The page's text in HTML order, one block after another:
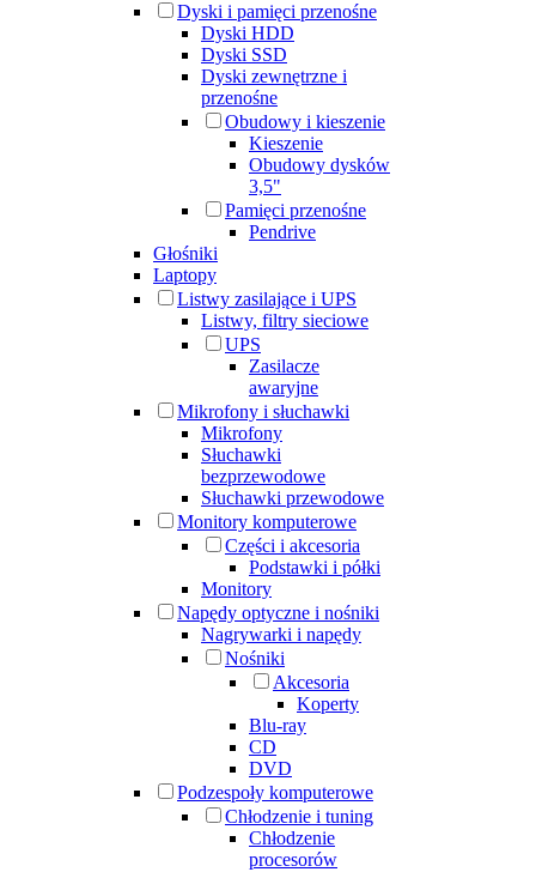
Dyski i pamięci przenośne
Dyski HDD
Dyski SSD
Dyski zewnętrzne i
przenośne
Obudowy i kieszenie
Kieszenie
Obudowy dysków
3,5"
Pamięci przenośne
Pendrive
Głośniki
Laptopy
Listwy zasilające i UPS
Listwy, filtry sieciowe
UPS
Zasilacze
awaryjne
Mikrofony i słuchawki
Mikrofony
Słuchawki
bezprzewodowe
Słuchawki przewodowe
Monitory komputerowe
Części i akcesoria
Podstawki i półki
Monitory
Napędy optyczne i nośniki
Nagrywarki i napędy
Nośniki
Akcesoria
Koperty
Blu-ray
CD
DVD
Podzespoły komputerowe
Chłodzenie i tuning
Chłodzenie
procesorów